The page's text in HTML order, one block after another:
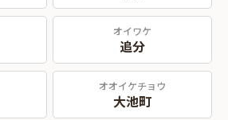
オイワケ
追分
オオイケチョウ
大池町